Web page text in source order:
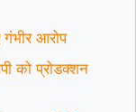
गंभीर आरोप
को प्रोडक्शन